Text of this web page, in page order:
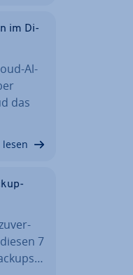
im Di­
Al­
das
7